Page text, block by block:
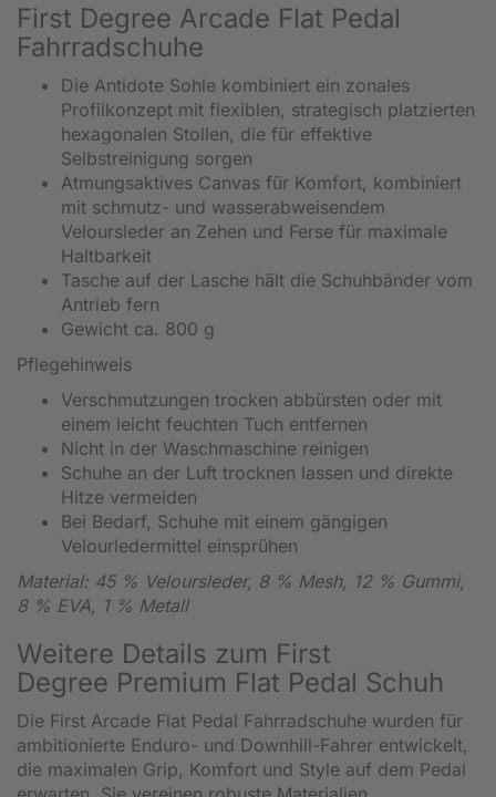
First Degree Arcade Flat Pedal
Fahrradschuhe
Die Antidote Sohle kombiniert ein zonales
Profilkonzept mit flexiblen, strategisch platzierten
hexagonalen Stollen, die für effektive
Selbstreinigung sorgen
Atmungsaktives Canvas für Komfort, kombiniert
mit schmutz- und wasserabweisendem
Veloursleder an Zehen und Ferse für maximale
Haltbarkeit
Tasche auf der Lasche hält die Schuhbänder vom
Antrieb fern
Gewicht ca. 800 g
Pflegehinweis
Verschmutzungen trocken abbürsten oder mit
einem leicht feuchten Tuch entfernen
Nicht in der Waschmaschine reinigen
Schuhe an der Luft trocknen lassen und direkte
Hitze vermeiden
Bei Bedarf, Schuhe mit einem gängigen
Velourledermittel einsprühen
Material: 45 % Veloursleder, 8 % Mesh, 12 % Gummi,
8 % EVA, 1 % Metall
Weitere Details zum First
Degree Premium Flat Pedal Schuh
Die First Arcade Flat Pedal Fahrradschuhe wurden für
ambitionierte Enduro- und Downhill-Fahrer entwickelt,
die maximalen Grip, Komfort und Style auf dem Pedal